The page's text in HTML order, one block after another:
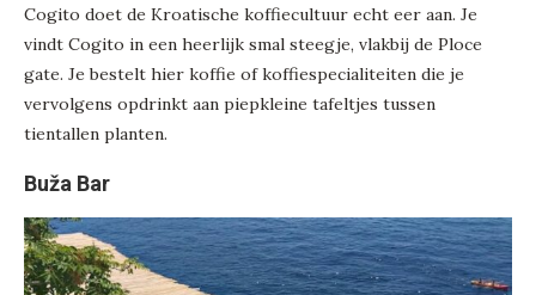
Cogito doet de Kroatische koffiecultuur echt eer aan. Je
vindt Cogito in een heerlijk smal steegje, vlakbij de Ploce
gate. Je bestelt hier koffie of koffiespecialiteiten die je
vervolgens opdrinkt aan piepkleine tafeltjes tussen
tientallen planten.
Buža Bar